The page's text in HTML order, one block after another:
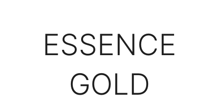
ESSENCE
GOLD